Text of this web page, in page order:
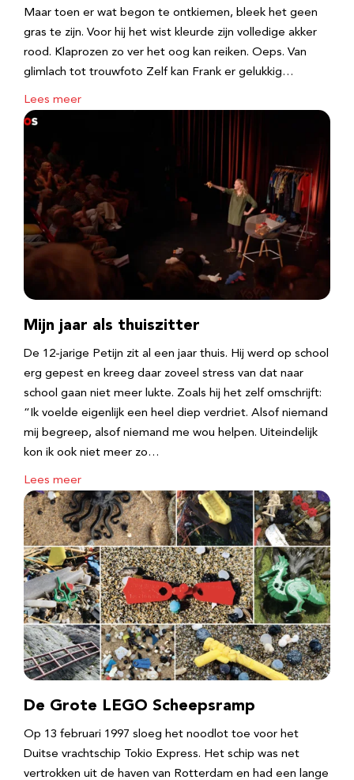
Maar toen er wat begon te ontkiemen, bleek het geen
gras te zijn. Voor hij het wist kleurde zijn volledige akker
rood. Klaprozen zo ver het oog kan reiken. Oeps. Van
glimlach tot trouwfoto Zelf kan Frank er gelukkig…
Lees meer
Mijn jaar als thuiszitter
De 12-jarige Petijn zit al een jaar thuis. Hij werd op school
erg gepest en kreeg daar zoveel stress van dat naar
school gaan niet meer lukte. Zoals hij het zelf omschrijft:
“Ik voelde eigenlijk een heel diep verdriet. Alsof niemand
mij begreep, alsof niemand me wou helpen. Uiteindelijk
kon ik ook niet meer zo…
Lees meer
De Grote LEGO Scheepsramp
Op 13 februari 1997 sloeg het noodlot toe voor het
Duitse vrachtschip Tokio Express. Het schip was net
vertrokken uit de haven van Rotterdam en had een lange